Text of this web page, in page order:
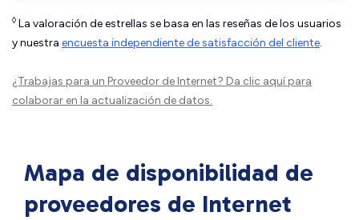
◊ La valoración de estrellas se basa en las reseñas de los usuarios
y nuestra encuesta independiente de satisfacción del cliente.
¿Trabajas para un Proveedor de Internet? Da clic aquípara
colaborar en la actualización de datos.
Mapa de disponibilidad de
proveedores de Internet